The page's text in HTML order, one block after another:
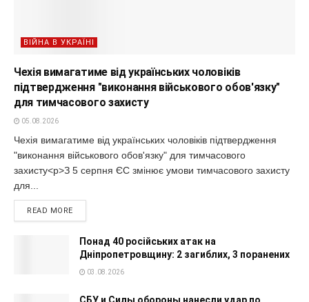
ВІЙНА В УКРАЇНІ
Чехія вимагатиме від українських чоловіків
підтвердження "виконання військового обов'язку"
для тимчасового захисту
05.08.2026
Чехія вимагатиме від українських чоловіків підтвердження
"виконання військового обов'язку" для тимчасового
захисту<p>З 5 серпня ЄС змінює умови тимчасового захисту
для...
READ MORE
Понад 40 російських атак на
Дніпропетровщину: 2 загиблих, 3 поранених
03.08.2026